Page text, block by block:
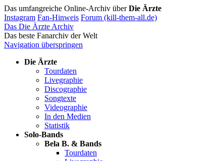
Das umfangreiche Online-Archiv überDie Ärzte
Instagram Fan-Hinweis Forum (kill-them-all.de)
Das Die Ärzte Archiv
Das beste Fanarchiv der Welt
Navigation überspringen
Die Ärzte
Tourdaten
Livegraphie
Discographie
Songtexte
Videographie
In den Medien
Statistik
Solo-Bands
Bela B. & Bands
Tourdaten